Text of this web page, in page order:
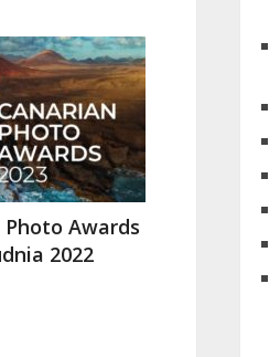
Awards
2022